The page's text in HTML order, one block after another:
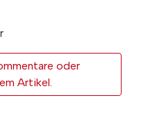
oder
Artikel.